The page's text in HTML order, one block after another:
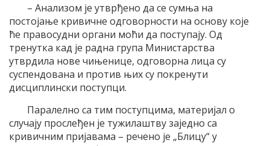
– Анализом је утврђено да се сумња на
постојање кривичне одговорности на основу које
ће правосудни органи моћи да поступају. Од
тренутка кад је радна група Министарства
утврдила нове чињенице, одговорна лица су
суспендована и против њих су покренути
дисциплински поступци.
Паралелно са тим поступцима, материјал о
случају прослеђен је тужилаштву заједно са
кривичним пријавама – речено је „Блицу“ у